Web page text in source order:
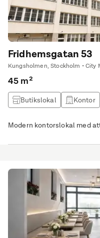
Fridhemsgatan 53
Kungsholmen, Stockholm •
45 m²
Butikslokal Kontor
Modern kontorslokal med